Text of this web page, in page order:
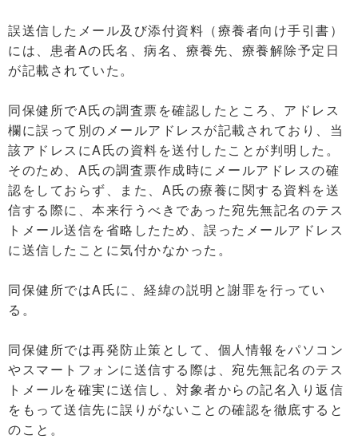
誤送信したメール及び添付資料（療養者向け手引書）
には、患者Aの氏名、病名、療養先、療養解除予定日
が記載されていた。
同保健所でA氏の調査票を確認したところ、アドレス
欄に誤って別のメールアドレスが記載されており、当
該アドレスにA氏の資料を送付したことが判明した。
そのため、A氏の調査票作成時にメールアドレスの確
認をしておらず、また、A氏の療養に関する資料を送
信する際に、本来行うべきであった宛先無記名のテス
トメール送信を省略したため、誤ったメールアドレス
に送信したことに気付かなかった。
同保健所ではA氏に、経緯の説明と謝罪を行ってい
る。
同保健所では再発防止策として、個人情報をパソコン
やスマートフォンに送信する際は、宛先無記名のテス
トメールを確実に送信し、対象者からの記名入り返信
をもって送信先に誤りがないことの確認を徹底すると
のこと。